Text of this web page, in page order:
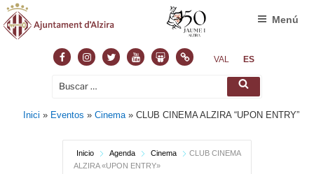
FacebookInstagram
TwitterYoutubeSlideshare
NormasVAL ES
Buscar
Buscar
Menú
Inici » Eventos »Cinema »CLUB CINEMA ALZIRA “UPON ENTRY”
Inicio Agenda Cinema
CLUB CINEMA
ALZIRA «UPON ENTRY»